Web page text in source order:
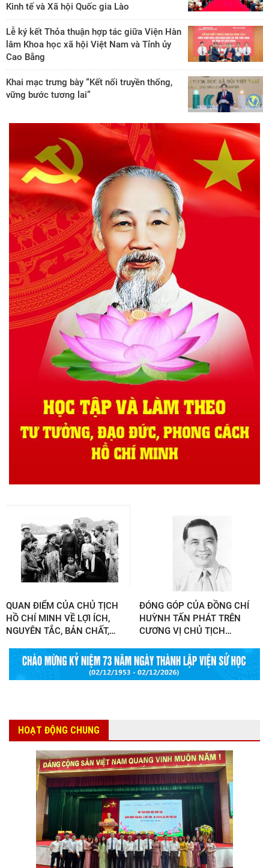
Kinh tế và Xã hội Quốc gia Lào
Lễ ký kết Thỏa thuận hợp tác giữa Viện Hàn
lâm Khoa học xã hội Việt Nam và Tỉnh ủy
Cao Bằng
Khai mạc trưng bày “Kết nối truyền thống,
vững bước tương lai”
QUAN ĐIỂM CỦA CHỦ TỊCH
HỒ CHÍ MINH VỀ LỢI ÍCH,
NGUYÊN TẮC, BẢN CHẤT,…
ĐÓNG GÓP CỦA ĐỒNG CHÍ
HUỲNH TẤN PHÁT TRÊN
CƯƠNG VỊ CHỦ TỊCH…
Chủ tịch Viện Hàn lâm Khoa
học xã hội Việt Nam thăm và
làm việc tại Viện Khoa học…
Lễ ký kết Thỏa thuận hợp tác
giữa Viện Hàn lâm Khoa học
xã hội Việt Nam và Tỉnh ủy
Cao…
HOẠT ĐỘNG CHUNG